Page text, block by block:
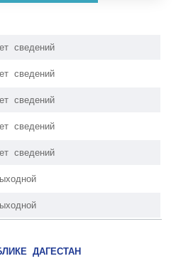
сведений
сведений
сведений
сведений
сведений
ДАГЕСТАН